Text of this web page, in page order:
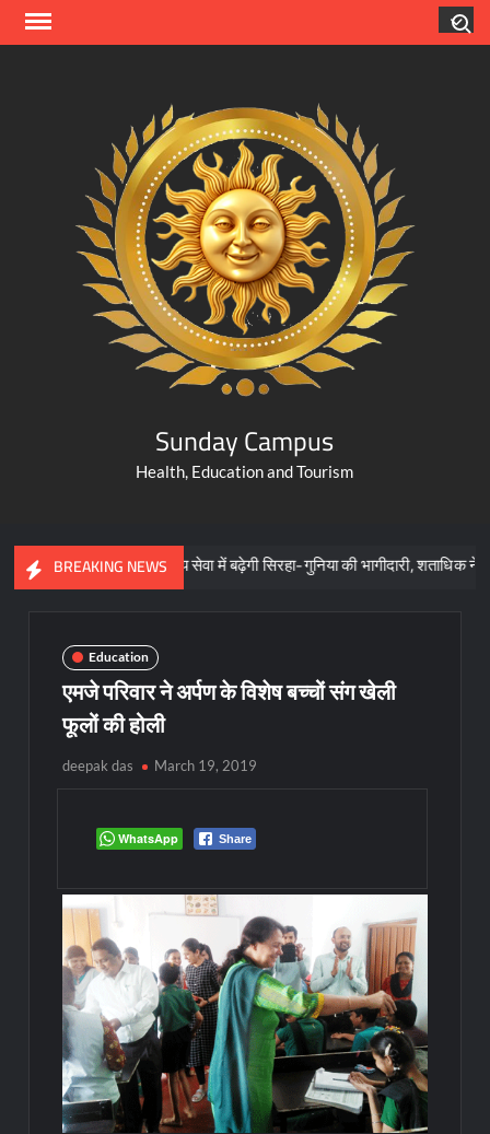
Skip
Sunday Campus
Health, Education and Tourism
BREAKING NEWS
स्वास्थ्य सेवा में बढ़ेगी सिरहा-गुनिया की भागीदारी, शताधिक ने लिया संकल्प
Education
एमजे परिवार ने अर्पण के विशेष बच्चों संग खेली
फूलों की होली
deepak das March 19, 2019
WhatsApp Share